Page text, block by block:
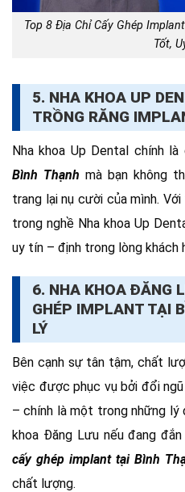
Top 8 Địa Chỉ Cấy Ghép
Tốt,
5. NHA KHOA UP
TRỒNG RĂNG
Nha khoa Up Dental chính là
Bình Thạnh mà bạn không
trang lại nụ cười của mình.
trong nghề Nha khoa Up
uy tín – định trong lòng khách
6. NHA KHOA ĐĂNG
GHÉP IMPLANT TẠI
LÝ
Bên cạnh sự tân tậm, chất
việc được phục vụ bởi đổi
– chính là một trong những lý
khoa Đăng Lưu nếu đang
cấy ghép implant tại Bình
chất lượng.